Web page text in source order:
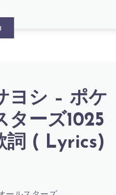
ヨシ – ポケ
ターズ1025
詞 ( Lyrics)